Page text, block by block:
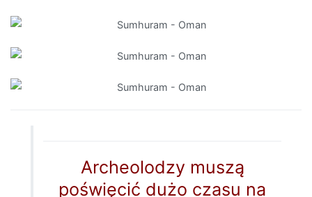
Archeolodzy muszą
poświęcić dużo czasu na